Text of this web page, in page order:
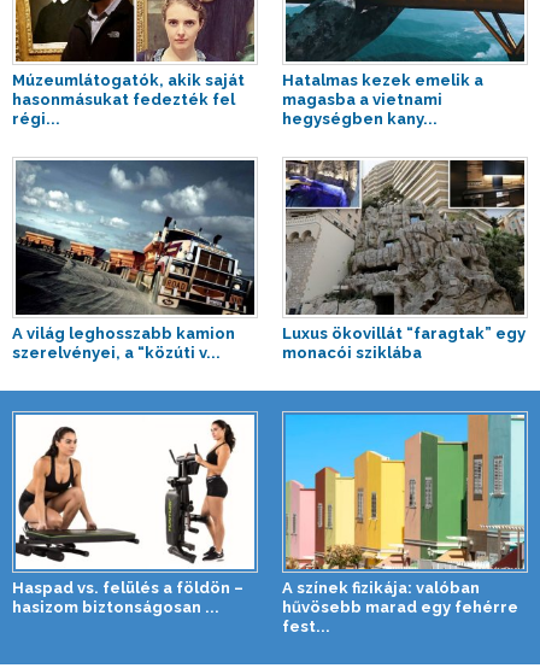
Múzeumlátogatók, akik saját
hasonmásukat fedezték fel
régi...
Hatalmas kezek emelik a
magasba a vietnami
hegységben kany...
A világ leghosszabb kamion
szerelvényei, a “közúti v...
Luxus ökovillát “faragtak” egy
monacói sziklába
Haspad vs. felülés a földön –
hasizom biztonságosan ...
A színek fizikája: valóban
hűvösebb marad egy fehérre
fest...